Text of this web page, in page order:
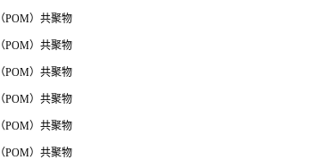
（POM）共聚物
（POM）共聚物
（POM）共聚物
（POM）共聚物
（POM）共聚物
（POM）共聚物